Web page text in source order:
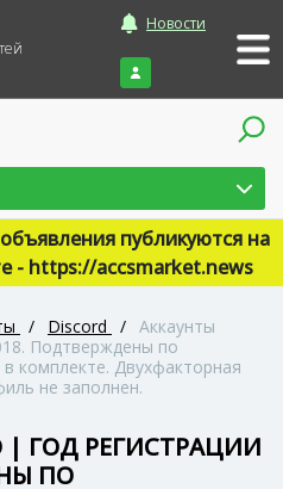
Новости
Войти
публикуются на
- https://accsmarket.news
/ Discord / Аккаунты
Подтверждены по
комплекте. Двухфакторная
не заполнен.
| ГОД РЕГИСТРАЦИИ
ПО